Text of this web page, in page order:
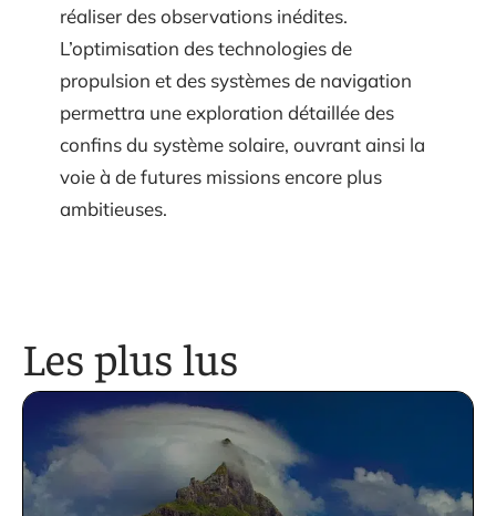
réaliser des observations inédites.
L’optimisation des technologies de
propulsion et des systèmes de navigation
permettra une exploration détaillée des
confins du système solaire, ouvrant ainsi la
voie à de futures missions encore plus
ambitieuses.
Les plus lus